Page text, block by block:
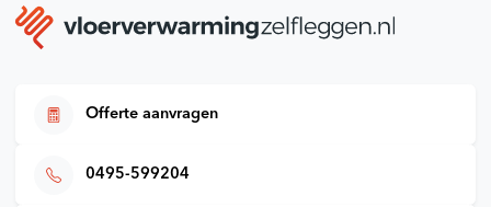
Offerte aanvragen
0495-599204